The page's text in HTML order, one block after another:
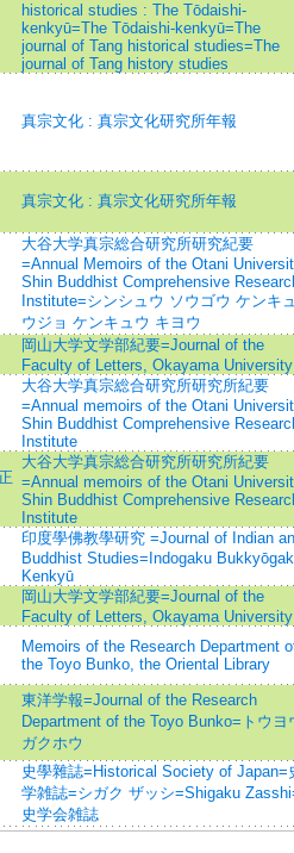
historical studies : The Tōdaishi-
kenkyū=The Tōdaishi-kenkyū=The
journal of Tang historical studies=The
journal of Tang history studies
真宗文化 : 真宗文化研究所年報
真宗文化 : 真宗文化研究所年報
大谷大学真宗総合研究所研究紀要
=Annual Memoirs of the Otani
Shin Buddhist Comprehensive
Institute=シンシュウ ソウゴウ ケンキュ
ウジョ ケンキュウ キヨウ
岡山大学文学部紀要=Journal of the
Faculty of Letters, Okayama University
大谷大学真宗総合研究所研究所紀要
=Annual memoirs of the Otani
Shin Buddhist Comprehensive
Institute
大谷大学真宗総合研究所研究所紀要
=Annual memoirs of the Otani
Shin Buddhist Comprehensive
Institute
印度學佛教學研究 =Journal of Indian
Buddhist Studies=Indogaku
Kenkyū
岡山大学文学部紀要=Journal of the
Faculty of Letters, Okayama University
Memoirs of the Research Department
the Toyo Bunko, the Oriental Library
東洋学報=Journal of the Research
Department of the Toyo Bunko=トウヨ
ガクホウ
史學雜誌=Historical Society of Japan=
学雑誌=シガク ザッシ=Shigaku
史学会雑誌